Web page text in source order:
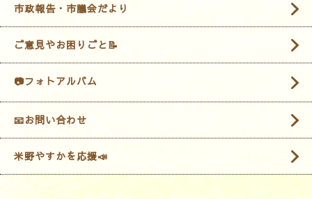
市政報告・市議会だより
ご意見やお困りごと📝
📷フォトアルバム
📧お問い合わせ
米野やすかを応援📣